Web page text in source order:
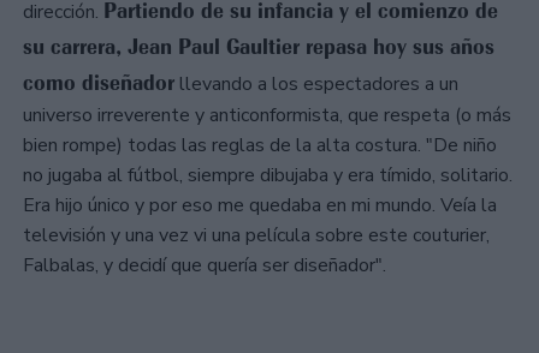
dirección. Partiendo de su infancia y el comienzo de
su carrera, Jean Paul Gaultier repasa hoy sus años
como diseñador llevando a los espectadores a un
universo irreverente y anticonformista, que respeta (o más
bien rompe) todas las reglas de la alta costura. "De niño
no jugaba al fútbol, siempre dibujaba y era tímido, solitario.
Era hijo único y por eso me quedaba en mi mundo. Veía la
televisión y una vez vi una película sobre este couturier,
Falbalas, y decidí que quería ser diseñador".